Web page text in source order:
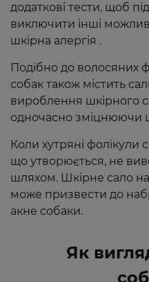
додаткові тести, щоб
виключити інші
шкірна алергія .
Подібно до волосяних
собак також містить
вироблення шкірного
одночасно зміцнюючи
Коли хутряні фолікули
що утворюється, не
шляхом. Шкірне сало
може призвести до
акне собаки.
Як